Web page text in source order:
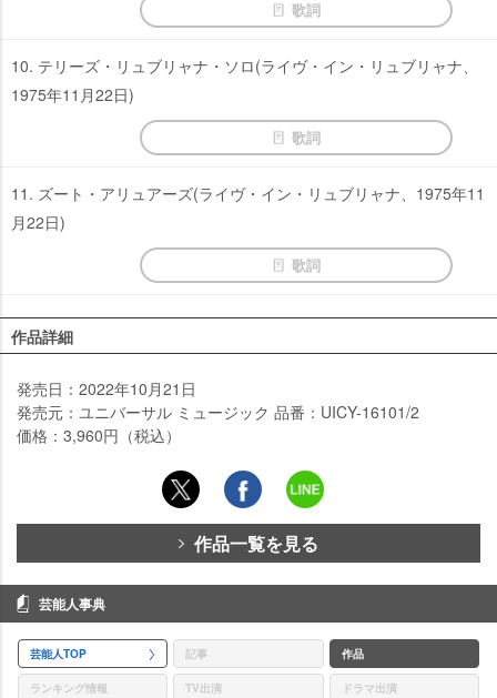
歌詞
10. テリーズ・リュブリャナ・ソロ(ライヴ・イン・リュブリャナ、
1975年11月22日)
歌詞
11. ズート・アリュアーズ(ライヴ・イン・リュブリャナ、1975年11
月22日)
歌詞
作品詳細
発売日：2022年10月21日
発売元：ユニバーサル ミュージック 品番：UICY-16101/2
価格：3,960円（税込）
作品一覧を見る
芸能人事典
芸能人TOP 記事 作品
ランキング情報 TV出演 ドラマ出演